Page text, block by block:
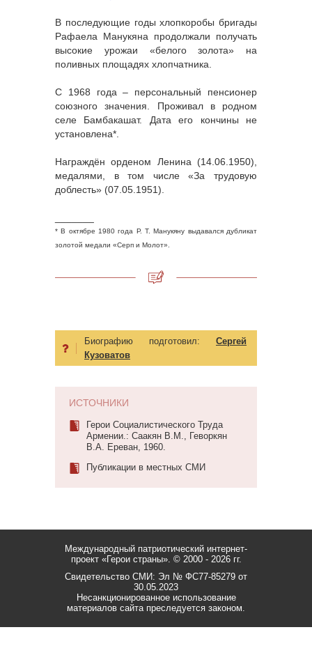
В последующие годы хлопкоробы бригады
Рафаела Манукяна продолжали получать
высокие урожаи «белого золота» на
поливных площадях хлопчатника.
С 1968 года – персональный пенсионер
союзного значения. Проживал в родном
селе Бамбакашат. Дата его кончины не
установлена*.
Награждён орденом Ленина (14.06.1950),
медалями, в том числе «За трудовую
доблесть» (07.05.1951).
* В октябре 1980 года Р. Т. Манукяну выдавался дубликат
золотой медали «Серп и Молот».
Биографию подготовил: Сергей
Кузоватов
ИСТОЧНИКИ
Герои Социалистического Труда
Армении.: Саакян В.М., Геворкян
В.А. Ереван, 1960.
Публикации в местных СМИ
Международный патриотический интернет-
проект «Герои страны». © 2000 - 2026 гг.
Свидетельство СМИ: Эл № ФС77-85279 от
30.05.2023
Несанкционированное использование
материалов сайта преследуется законом.